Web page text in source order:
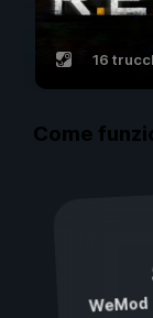
16
Come
WeMod